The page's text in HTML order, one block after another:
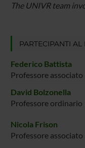
The UNIVR team
PARTECIPANTI AL
Federico Battista
Professore associato
David Bolzonella
Professore ordinario
Nicola Frison
Professore associato